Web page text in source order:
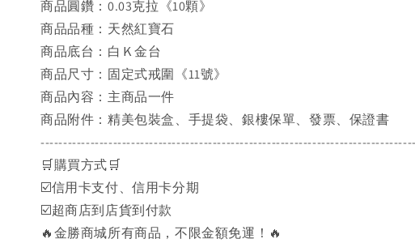
商品圓鑽：0.03克拉《10顆》
商品品種：天然紅寶石
商品底台：白Ｋ金台
商品尺寸：固定式戒圍《11號》
商品內容：主商品一件
商品附件：精美包裝盒、手提袋、銀樓保單、發票、保證書
-----------------------------------------------------------------------------------
🛒購買方式🛒
☑️信用卡支付、信用卡分期
☑️超商店到店貨到付款
🔥金勝商城所有商品，不限金額免運！🔥